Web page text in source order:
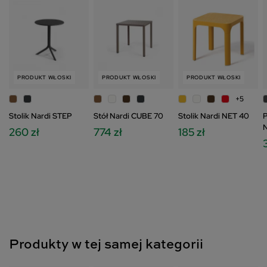
PRODUKT WŁOSKI
Stolik Nardi STEP
260 zł
PRODUKT WŁOSKI
Stół Nardi CUBE 70
774 zł
PRODUKT WŁOSKI
+5
Stolik Nardi NET 40
185 zł
Produkty w tej samej kategorii